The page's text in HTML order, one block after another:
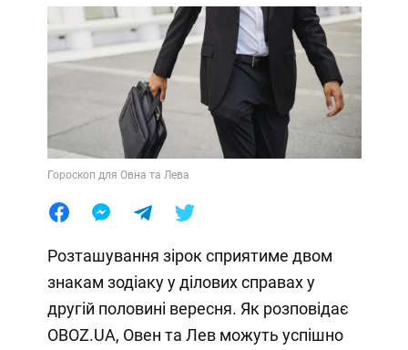
Гороскоп для Овна та Лева
Розташування зірок сприятиме двом
знакам зодіаку у ділових справах у
другій половині вересня. Як розповідає
OBOZ.UA, Овен та Лев можуть успішно